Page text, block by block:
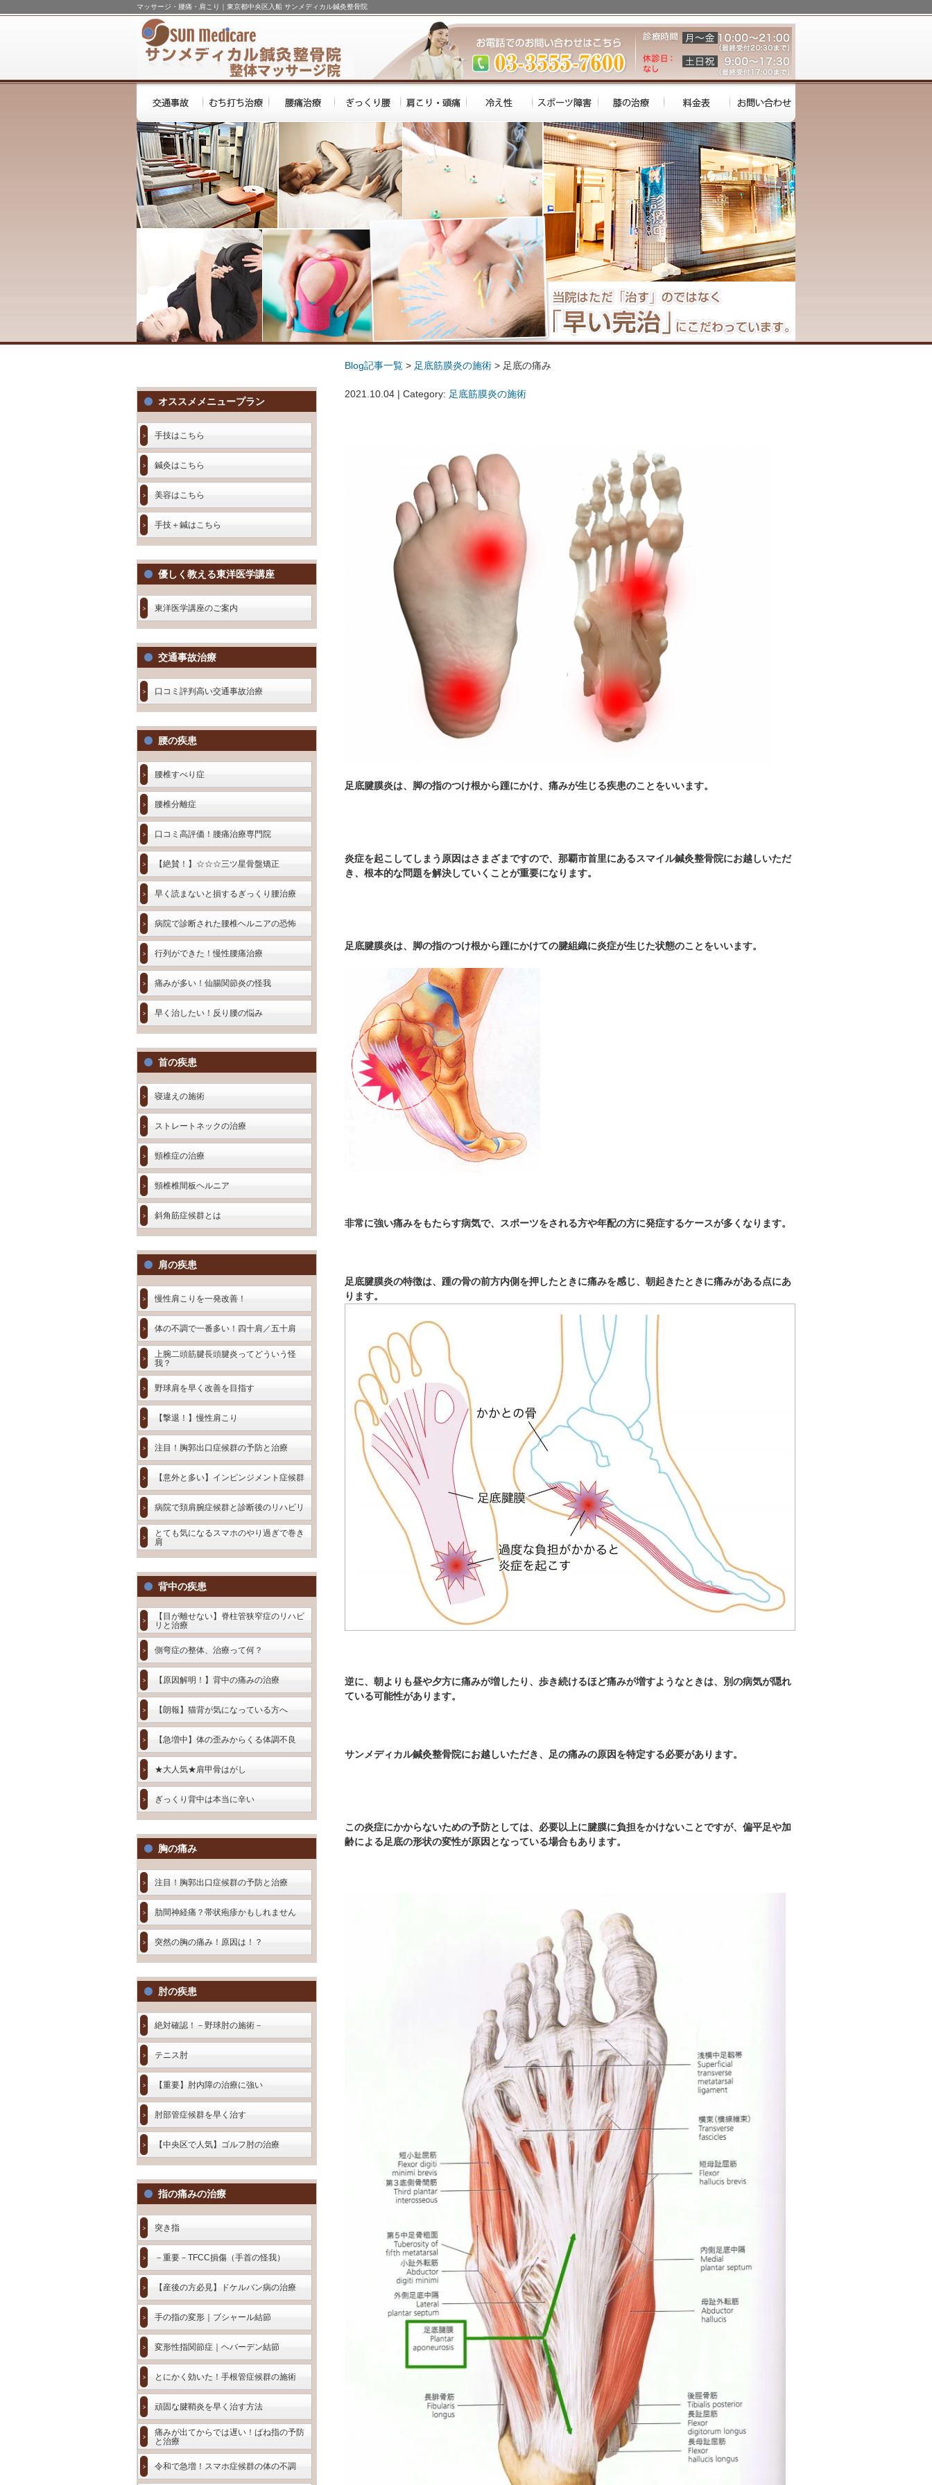
マッサージ・腰痛・肩こり｜東京都中央区入船 サンメディカル鍼灸整骨院
オススメメニュープラン
手技はこちら
鍼灸はこちら
美容はこちら
手技＋鍼はこちら
優しく教える東洋医学講座
東洋医学講座のご案内
交通事故治療
口コミ評判高い交通事故治療
腰の疾患
腰椎すべり症
腰椎分離症
口コミ高評価！腰痛治療専門院
【絶賛！】☆☆☆三ツ星骨盤矯正
早く読まないと損するぎっくり腰治療
病院で診断された腰椎ヘルニアの恐怖
行列ができた！慢性腰痛治療
痛みが多い！仙腸関節炎の怪我
早く治したい！反り腰の悩み
首の疾患
寝違えの施術
ストレートネックの治療
頸椎症の治療
頸椎椎間板ヘルニア
斜角筋症候群とは
肩の疾患
慢性肩こりを一発改善！
体の不調で一番多い！四十肩／五十肩
上腕二頭筋腱長頭腱炎ってどういう怪
我？
野球肩を早く改善を目指す
【撃退！】慢性肩こり
注目！胸郭出口症候群の予防と治療
【意外と多い】インピンジメント症候群
病院で頚肩腕症候群と診断後のリハビリ
とても気になるスマホのやり過ぎで巻き
肩
背中の疾患
【目が離せない】脊柱管狭窄症のリハビ
リと治療
側弯症の整体、治療って何？
【原因解明！】背中の痛みの治療
【朗報】猫背が気になっている方へ
【急増中】体の歪みからくる体調不良
★大人気★肩甲骨はがし
ぎっくり背中は本当に辛い
胸の痛み
注目！胸郭出口症候群の予防と治療
肋間神経痛？帯状疱疹かもしれません
突然の胸の痛み！原因は！？
肘の疾患
絶対確認！－野球肘の施術－
テニス肘
【重要】肘内障の治療に強い
肘部管症候群を早く治す
【中央区で人気】ゴルフ肘の治療
指の痛みの治療
突き指
－重要－TFCC損傷（手首の怪我）
【産後の方必見】ドケルバン病の治療
手の指の変形｜ブシャール結節
変形性指関節症｜ヘバーデン結節
とにかく効いた！手根管症候群の施術
頑固な腱鞘炎を早く治す方法
痛みが出てからでは遅い！ばね指の予防
と治療
令和で急増！スマホ症候群の体の不調
Blog記事一覧 > 足底筋膜炎の施術 > 足底の痛み
2021.10.04 | Category: 足底筋膜炎の施術
足底腱膜炎は、脚の指のつけ根から踵にかけ、痛みが生じる疾患のことをいいます。
炎症を起こしてしまう原因はさまざまですので、那覇市首里にあるスマイル鍼灸整骨院にお越しいただ
き、根本的な問題を解決していくことが重要になります。
足底腱膜炎は、脚の指のつけ根から踵にかけての腱組織に炎症が生じた状態のことをいいます。
非常に強い痛みをもたらす病気で、スポーツをされる方や年配の方に発症するケースが多くなります。
足底腱膜炎の特徴は、踵の骨の前方内側を押したときに痛みを感じ、朝起きたときに痛みがある点にあ
ります。
逆に、朝よりも昼や夕方に痛みが増したり、歩き続けるほど痛みが増すようなときは、別の病気が隠れ
ている可能性があります。
サンメディカル鍼灸整骨院にお越しいただき、足の痛みの原因を特定する必要があります。
この炎症にかからないための予防としては、必要以上に腱膜に負担をかけないことですが、偏平足や加
齢による足底の形状の変性が原因となっている場合もあります。